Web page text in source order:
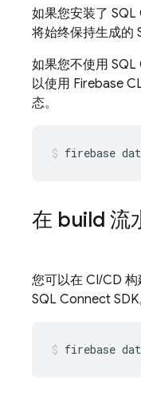
如果您安装了
将始终保持生成的
如果您不使用
以使用 Firebase
态。
firebase
在 build 流
您可以在 CI/CD
SQL Connect SDK
firebase